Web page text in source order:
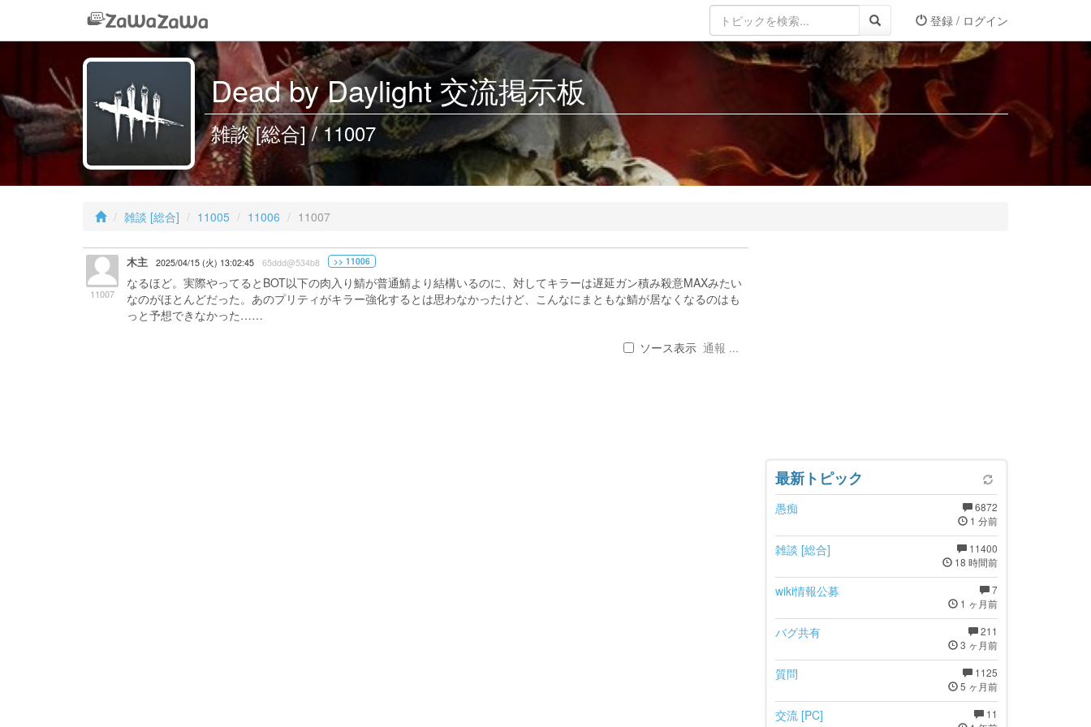
登録 / ログイン
Dead by Daylight 交流掲示板
雑談 [総合] / 11007
雑談 [総合] 11005 11006 11007
11007
木主 2025/04/15 (火) 13:02:45 65ddd@534b8 >> 11006
なるほど。実際やってるとBOT以下の肉入り鯖が普通鯖より結構いるのに、対してキラーは遅延ガン積み殺意MAXみたい
なのがほとんどだった。あのプリティがキラー強化するとは思わなかったけど、こんなにまともな鯖が居なくなるのはも
っと予想できなかった……
ソース表示 通報 ...
最新トピック
6872
1 分前
愚痴
11400
18 時間前
雑談 [総合]
7
1 ヶ月前
wiki情報公募
211
3 ヶ月前
バグ共有
1125
5 ヶ月前
質問
11
交流 [PC]